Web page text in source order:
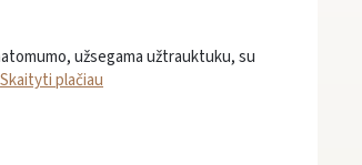
užsegama užtrauktuku, su
Skaityti plačiau